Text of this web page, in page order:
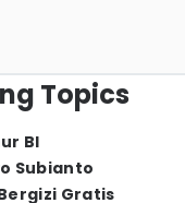
Topics
BI
Subianto
Gratis